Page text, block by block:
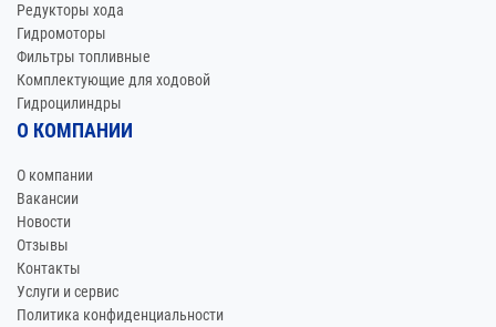
Редукторы хода
Гидромоторы
Фильтры топливные
Комплектующие для ходовой
Гидроцилиндры
О КОМПАНИИ
О компании
Вакансии
Новости
Отзывы
Контакты
Услуги и сервис
Политика конфиденциальности